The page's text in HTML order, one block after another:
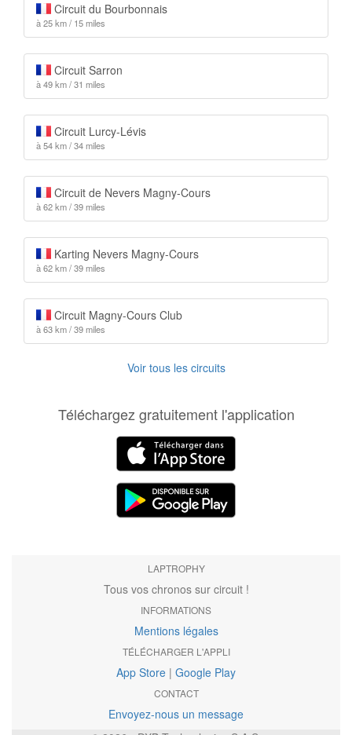
Circuit du Bourbonnais
à 25 km / 15 miles
Circuit Sarron
à 49 km / 31 miles
Circuit Lurcy-Lévis
à 54 km / 34 miles
Circuit de Nevers Magny-Cours
à 62 km / 39 miles
Karting Nevers Magny-Cours
à 62 km / 39 miles
Circuit Magny-Cours Club
à 63 km / 39 miles
Voir tous les circuits
Téléchargez gratuitement l'application
LAPTROPHY
Tous vos chronos sur circuit !
INFORMATIONS
Mentions légales
TÉLÉCHARGER L'APPLI
App Store | Google Play
CONTACT
Envoyez-nous un message